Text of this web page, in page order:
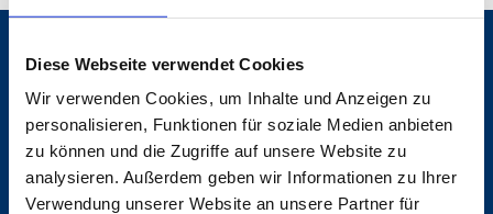
Diese Webseite verwendet Cookies
Wir verwenden Cookies, um Inhalte und Anzeigen zu
personalisieren, Funktionen für soziale Medien anbieten
zu können und die Zugriffe auf unsere Website zu
analysieren. Außerdem geben wir Informationen zu Ihrer
Verwendung unserer Website an unsere Partner für
NACHWUCHS
BUSINESS
VEREIN